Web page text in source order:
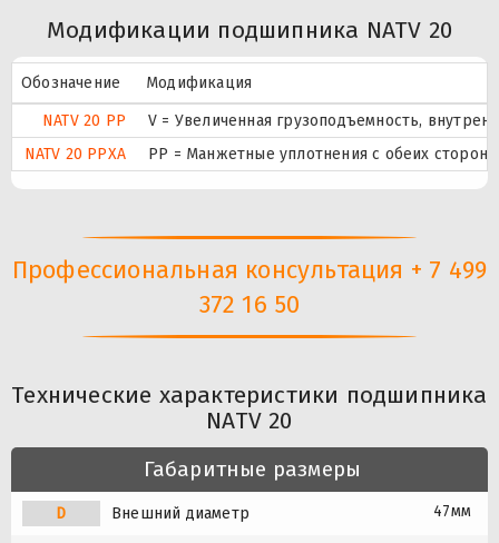
Модификации подшипника NATV 20
Обозначение
Модификация
NATV 20 PP
V = Увеличенная грузоподъемность,
NATV 20 PPXA
PP = Манжетные уплотнения с обеих сторон
Профессиональная консультация + 7 499
372 16 50
Технические характеристики подшипника
NATV 20
Габаритные размеры
D Внешний диаметр 47мм